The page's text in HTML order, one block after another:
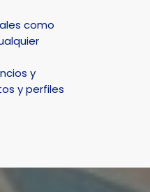
Select Language
CITY
como
y
y perfiles